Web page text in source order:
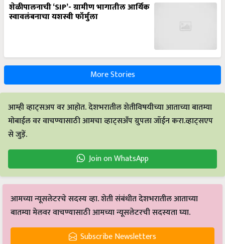
शेळीपालनाची ‘SIP’- ग्रामीण भागातील आर्थिक
स्वावलंबनाचा यशस्वी फॉर्मुला
More Stories
आम्ही व्हाट्सअप वर आहोत. देशभरातील शेतीविषयीच्या आताच्या बातम्या
मोबाईल वर वाचण्यासाठी आमचा व्हाट्सअँप ग्रुपला जॉईन करा.व्हाट्सएप
से जुड़ें.
Join on WhatsApp
आमच्या न्यूसलेटरचे सदस्य व्हा. शेती संबंधीत देशभरातील आताच्या
बातम्या मेलवर वाचण्यासाठी आमच्या न्यूसलेटरची सदस्यता घ्या.
Subscribe Newsletters